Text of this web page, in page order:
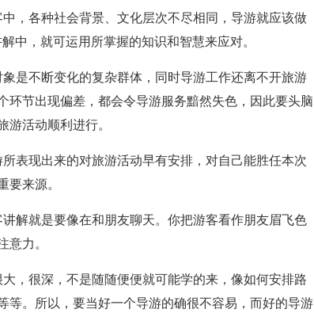
，各种社会背景、文化层次不尽相同，导游就应该做
中，就可运用所掌握的知识和智慧来应对。
是不断变化的复杂群体，同时导游工作还离不开旅游
环节出现偏差，都会令导游服务黯然失色，因此要头脑
游活动顺利进行。
表现出来的对旅游活动早有安排，对自己能胜任本次
要来源。
解就是要像在和朋友聊天。你把游客看作朋友眉飞色
意力。
，很深，不是随随便便就可能学的来，像如何安排路
等。所以，要当好一个导游的确很不容易，而好的导游